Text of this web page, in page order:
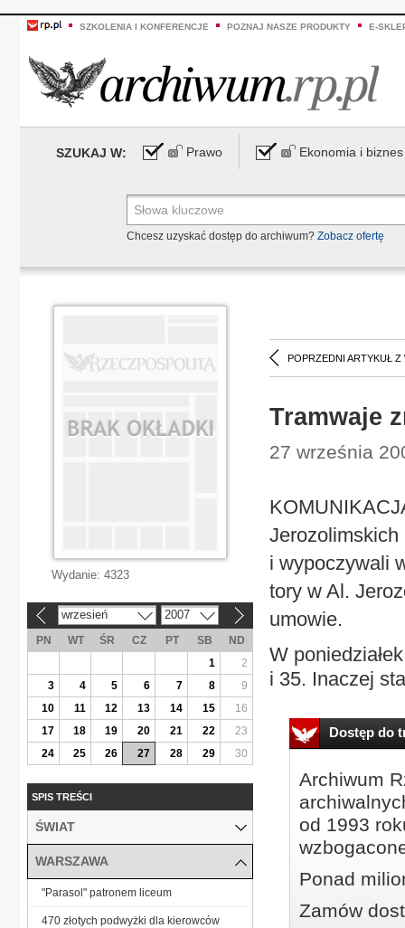
SZKOLENIA I KONFERENCJE POZNAJ NASZE PRODUKTY E-
SZUKAJ W: Prawo Ekonomia i biznes
Chcesz uzyskać dostęp do archiwum? Zobacz ofertę
POPRZEDNI ARTYKUŁ Z
Tramwaje
27 września
i wypoczywali
tory w Al.
umowie.
W
i 35. Inaczej
Dostęp do
Archiwum
od 1993
Ponad
Zamów
Wydanie: 4323
wrzesień 2007
PN WT ŚR CZ PT SB
ND
1
2
3
4 5 6 7 8
9
10
11 12 13 14 15
16
17
18 19 20 21 22
23
24
25 26 27 28 29 30
SPIS TREŚCI
ŚWIAT
WARSZAWA
"Parasol" patronem liceum
470 złotych podwyżki dla kierowców